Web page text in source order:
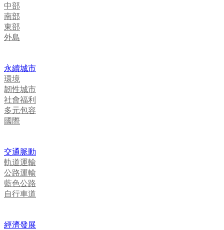
中部
南部
東部
外島
永續城市
環境
韌性城市
社會福利
多元包容
國際
交通脈動
軌道運輸
公路運輸
藍色公路
自行車道
經濟發展